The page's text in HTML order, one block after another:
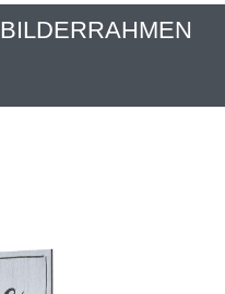
BILDERRAHMEN